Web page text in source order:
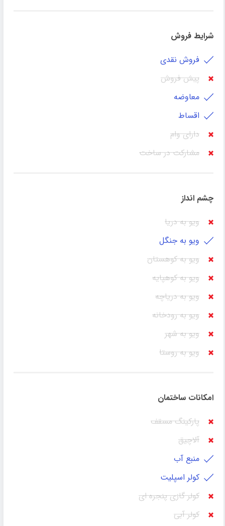
شرایط فروش
فروش نقدی
پیش فروش
معاوضه
اقساط
دارای وام
مشارکت در ساخت
چشم انداز
ویو به دریا
ویو به جنگل
ویو به کوهستان
ویو به کوهپایه
ویو به دریاچه
ویو به رودخانه
ویو به شهر
ویو به روستا
امکانات ساختمان
پارکینگ مسقف
آلاچیق
منبع آب
کولر اسپلیت
کولر گازی پنجره ای
کولر آبی